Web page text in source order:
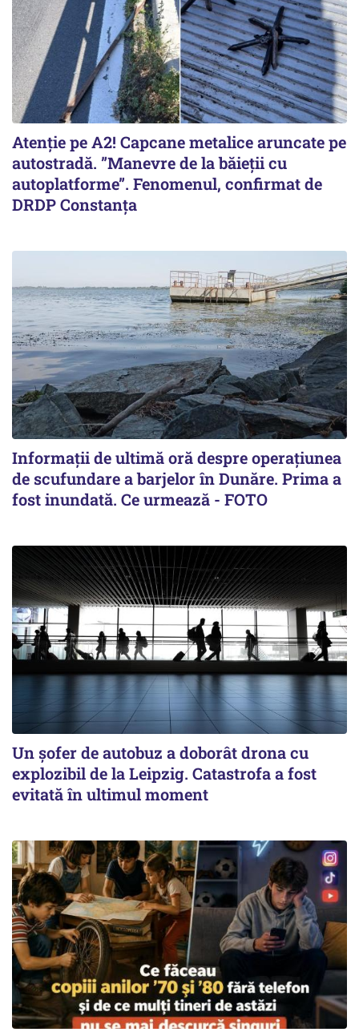
Atenție pe A2! Capcane metalice aruncate pe
autostradă. ”Manevre de la băieții cu
autoplatforme”. Fenomenul, confirmat de
DRDP Constanța
Informații de ultimă oră despre operațiunea
de scufundare a barjelor în Dunăre. Prima a
fost inundată. Ce urmează - FOTO
Un șofer de autobuz a doborât drona cu
explozibil de la Leipzig. Catastrofa a fost
evitată în ultimul moment